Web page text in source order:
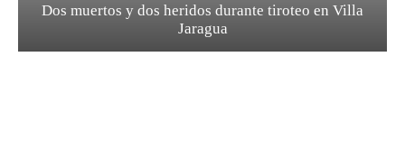
Dos muertos y dos heridos durante tiroteo en Villa
Jaragua